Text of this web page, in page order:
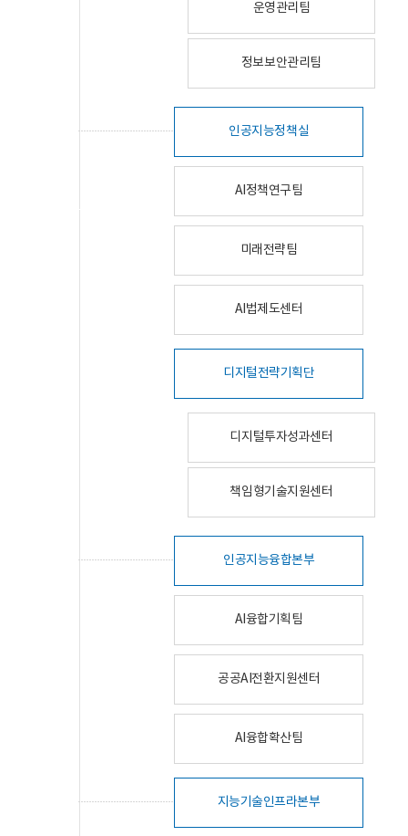
운영관리팀
정보보안관리팀
인공지능정책실
AI정책연구팀
미래전략팀
AI법제도센터
디지털전략기획단
디지털투자성과센터
책임형기술지원센터
인공지능융합본부
AI융합기획팀
공공AI전환지원센터
AI융합확산팀
지능기술인프라본부